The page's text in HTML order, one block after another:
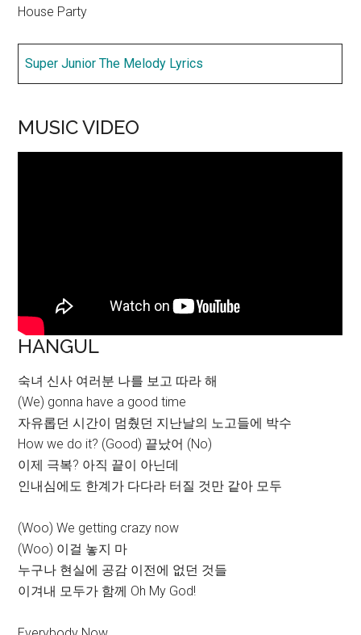
House Party
Super Junior The Melody Lyrics
MUSIC VIDEO
HANGUL
숙녀 신사 여러분 나를 보고 따라 해
(We) gonna have a good time
자유롭던 시간이 멈췄던 지난날의 노고들에 박수
How we do it? (Good) 끝났어 (No)
이제 극복? 아직 끝이 아닌데
인내심에도 한계가 다다라 터질 것만 같아 모두
(Woo) We getting crazy now
(Woo) 이걸 놓지 마
누구나 현실에 공감 이전에 없던 것들
이겨내 모두가 함께 Oh My God!